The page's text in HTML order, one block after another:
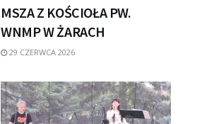
MSZA Z KOŚCIOŁA PW.
WNMP W ŻARACH
29 CZERWCA 2026